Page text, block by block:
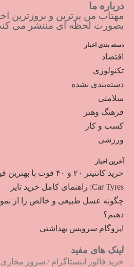
درباره ما
مهتاب من برترین و بروزترین
بصورت لحظه ای منتشر می
دسته بندی اخبار
اقتصاد
تکنولوژی
دسته‌بندی نشده
سلامتی
فرهنگ وهنر
کسب و کار
ورزشی
آخرین اخبار
خرید کانتینر ۲۰ و ۴۰ فوت با بهترین قیمت
Car Tyres: راهنمای کامل خرید تایر
چگونه عسل طبیعی و خالص را از
دهیم؟
ایزوگام سرویس بهداشتی
لینک های مفید
خرید فالور اینستاگرام / سرور مجازی